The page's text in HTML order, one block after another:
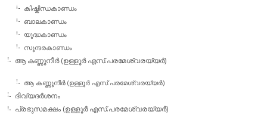
കിഷ്കിന്ധകാണ്ഡം
ബാലകാണ്ഡം
യൂദ്ധകാണ്ഡം
സുന്ദരകാണ്ഡം
ആ കണ്ണുനീര്‍ (ഉള്ളൂര്‍ എസ്.പരമേശ്വരയ്യര്‍)
ആ കണ്ണുനീര്‍ (ഉള്ളൂര്‍ എസ്.പരമേശ്വരയ്യര്‍)
ദിവ്യദര്‍ശനം
പ്രഭുസമക്ഷം (ഉള്ളൂര്‍ എസ്.പരമേശ്വരയ്യര്‍)